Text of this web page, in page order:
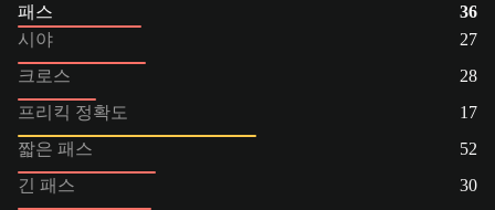
패스
36
시야
27
크로스
28
프리킥 정확도
17
짧은 패스
52
긴 패스
30